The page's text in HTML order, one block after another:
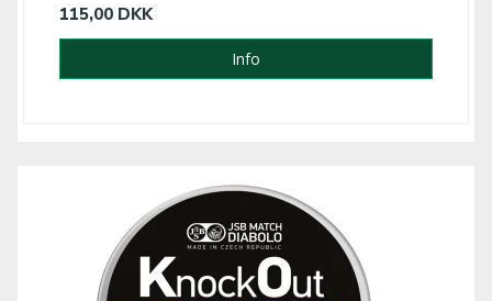
115,00 DKK
Info